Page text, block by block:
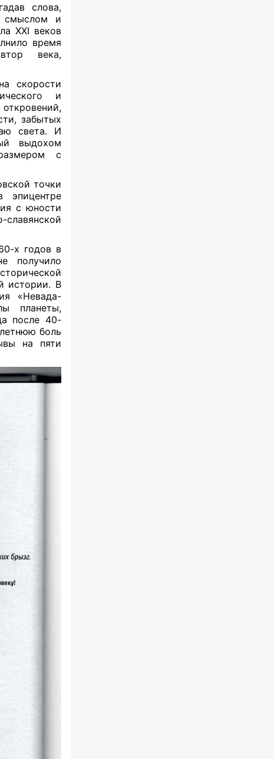
слова,
смыслом и
XXI веков
время
века,
скорости
и
забытых
света. И
выдохом
с
точки
с юности
х годов в
получило
истории. В
«Невада-
планеты,
после 40-
боль
на пяти